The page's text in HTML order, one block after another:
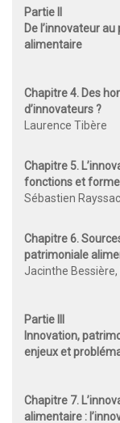
Partie II
De l’innovateur
alimentaire
Chapitre 4. Des
d’innovateurs ?
Laurence Tibère
Chapitre 5.
fonctions et
Sébastien Rayssac
Chapitre 6.
patrimoniale
Jacinthe Bessière,
Partie III
Innovation,
enjeux et
Chapitre 7.
alimentaire :